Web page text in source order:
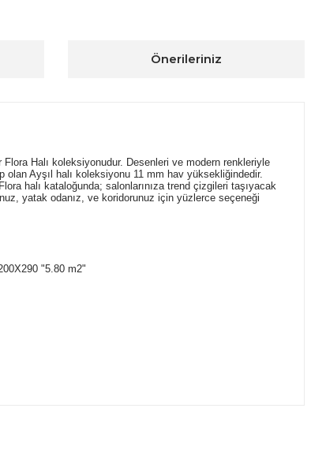
Önerileriniz
Halı koleksiyonudur. Desenleri ve modern renkleriyle
Ayşıl halı koleksiyonu 11 mm hav yüksekliğindedir.
halı kataloğunda; salonlarınıza trend çizgileri taşıyacak
yatak odanız, ve koridorunuz için yüzlerce seçeneği
"5.80 m2"